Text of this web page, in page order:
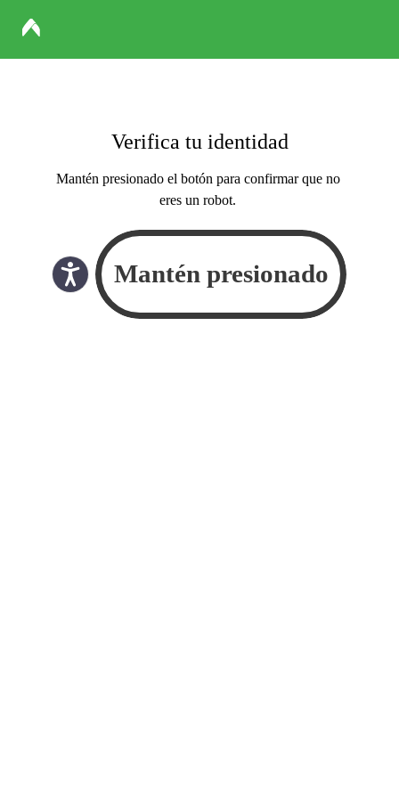
Verifica tu identidad
Mantén presionado el botón para confirmar que no
eres un robot.